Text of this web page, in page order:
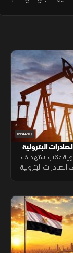
01:44:07
البترولية
عقب استهداف
البترولية